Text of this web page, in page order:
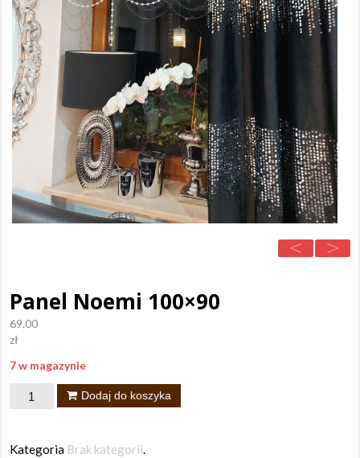
Panel Noemi 100×90
69.00
zł
7 w magazynie
ilość
Dodaj do koszyka
Kategoria Brak kategorii.